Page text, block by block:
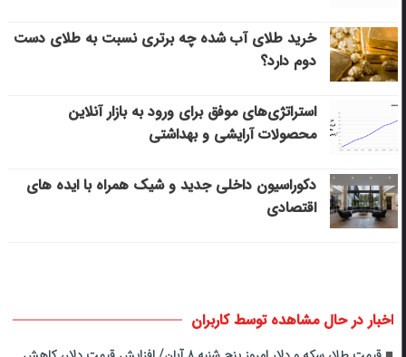
خرید طلای آب شده چه برتری نسبت به طلای دست
دوم دارد؟
استراتژی‌های موفق برای ورود به بازار آنلاین
محصولات آرایشی و بهداشتی
دکوراسیون داخلی جدید و شیک همراه با ایده های
اقتصادی
اخبار در حال مشاهده توسط کاربران